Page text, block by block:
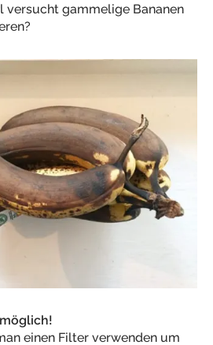
versucht gammelige Bananen
einen Filter verwenden um